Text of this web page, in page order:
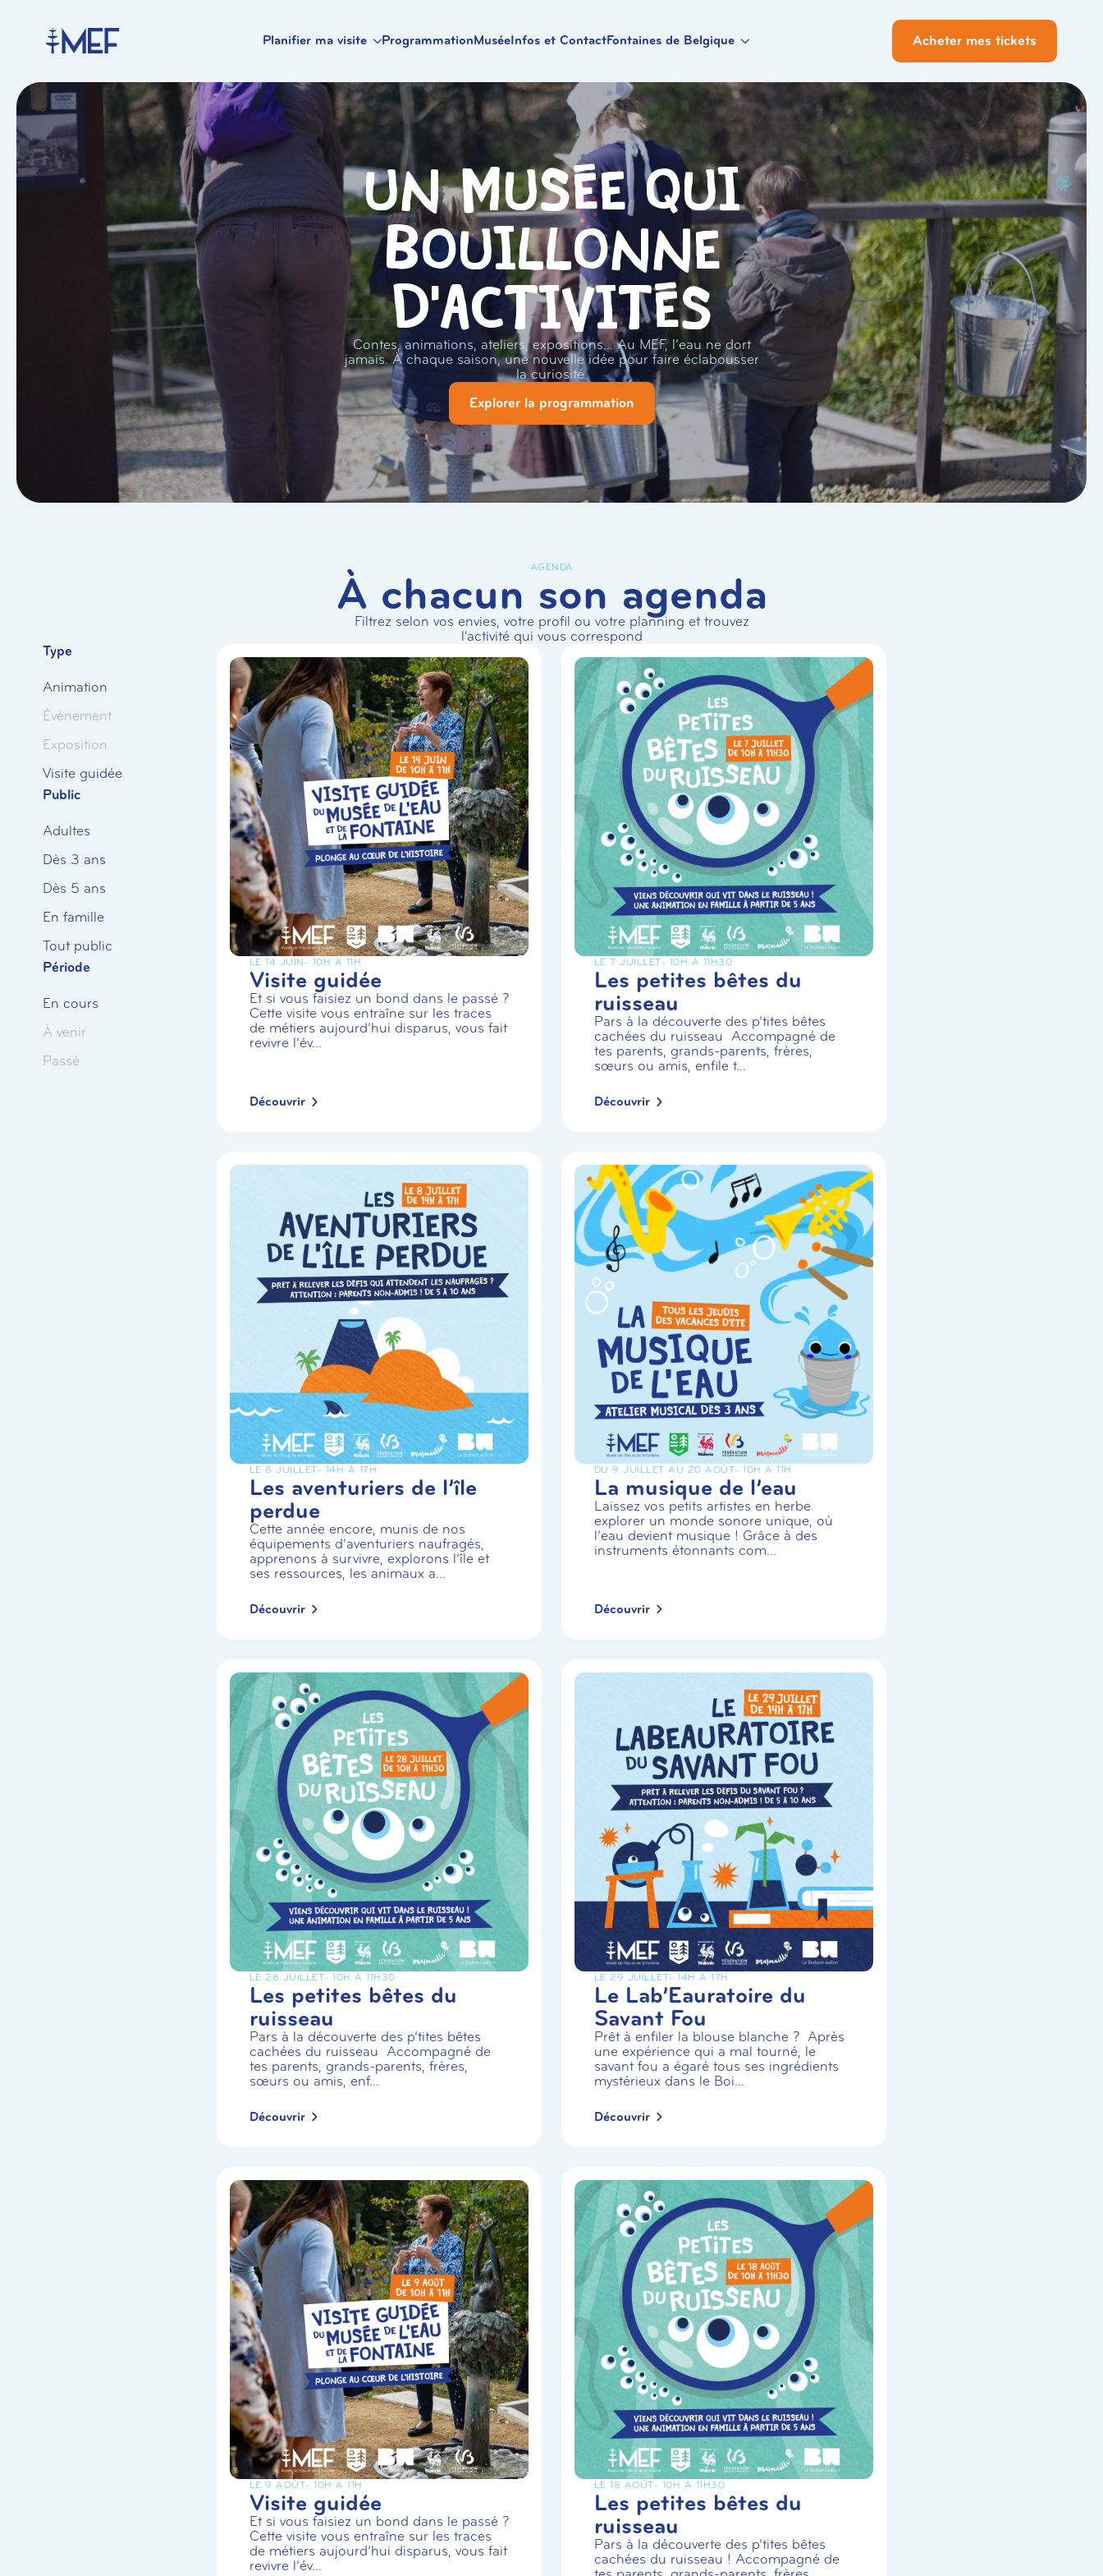
Planifier ma visite ProgrammationMuséeInfos et ContactFontaines de Belgique Acheter mes tickets
Un musée qui
bouillonne
d'activités
Contes, animations, ateliers, expositions… Au MEF, l’eau ne dort
jamais. À chaque saison, une nouvelle idée pour faire éclabousser
la curiosité.
Explorer la programmation
AGENDA
À chacun son agenda
Filtrez selon vos envies, votre profil ou votre planning et trouvez
l'activité qui vous correspond
Type
Animation
Événement
Exposition
Visite guidée
Public
Adultes
Dès 3 ans
Dès 5 ans
En famille
Tout public
Période
En cours
À venir
Passé
LE 14 JUIN - 10H À 11H
Visite guidée
Et si vous faisiez un bond dans le passé ?
Cette visite vous entraîne sur les traces
de métiers aujourd’hui disparus, vous fait
revivre l’év...
Découvrir
LE 7 JUILLET- 10H À 11H30
Les petites bêtes du
ruisseau
Pars à la découverte des p’tites bêtes
cachées du ruisseau Accompagné de
tes parents, grands-parents, frères,
sœurs ou amis, enfile t...
Découvrir
LE 8 JUILLET- 14H À 17H
Les aventuriers de l’île
perdue
Cette année encore, munis de nos
équipements d’aventuriers naufragés,
apprenons à survivre, explorons l’île et
ses ressources, les animaux a...
Découvrir
DU 9 JUILLET AU 20 AOÛT- 10H À 11H
La musique de l’eau
Laissez vos petits artistes en herbe
explorer un monde sonore unique, où
l’eau devient musique ! Grâce à des
instruments étonnants com...
Découvrir
LE 28 JUILLET- 10H À 11H30
Les petites bêtes du
ruisseau
Pars à la découverte des p’tites bêtes
cachées du ruisseau Accompagné de
tes parents, grands-parents, frères,
sœurs ou amis, enf...
Découvrir
LE 29 JUILLET- 14H À 17H
Le Lab’Eauratoire du
Savant Fou
Prêt à enfiler la blouse blanche ? Après
une expérience qui a mal tourné, le
savant fou a égaré tous ses ingrédients
mystérieux dans le Boi...
Découvrir
LE 9 AOÛT- 10H À 11H
Visite guidée
Et si vous faisiez un bond dans le passé ?
Cette visite vous entraîne sur les traces
de métiers aujourd’hui disparus, vous fait
revivre l’év...
LE 18 AOÛT- 10H À 11H30
Les petites bêtes du
ruisseau
Pars à la découverte des p’tites bêtes
cachées du ruisseau ! Accompagné de